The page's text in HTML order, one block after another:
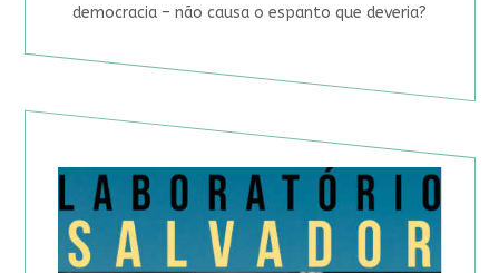
democracia – não causa o espanto que deveria?